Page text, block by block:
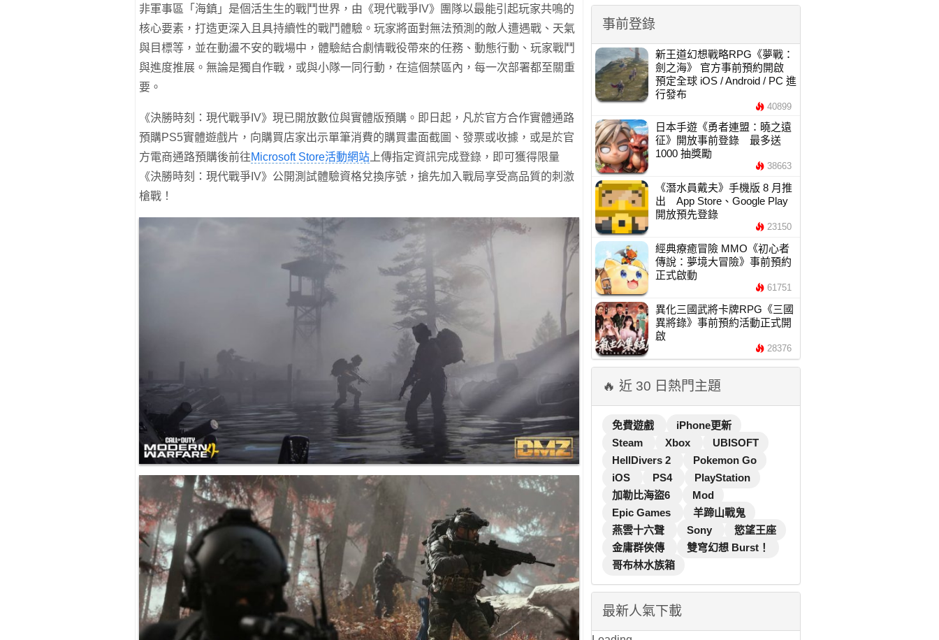
非軍事區「海鎮」是個活生生的戰鬥世界，由《現代戰爭IV》團隊以最能引起玩家共鳴的
核心要素，打造更深入且具持續性的戰鬥體驗。玩家將面對無法預測的敵人遭遇戰、天氣
與目標等，並在動盪不安的戰場中，體驗結合劇情戰役帶來的任務、動態行動、玩家戰鬥
與進度推展。無論是獨自作戰，或與小隊一同行動，在這個禁區內，每一次部署都至關重
要。
《決勝時刻：現代戰爭IV》現已開放數位與實體版預購。即日起，凡於官方合作實體通路
預購PS5實體遊戲片，向購買店家出示單筆消費的購買畫面截圖、發票或收據，或是於官
方電商通路預購後前往Microsoft Store活動網站 上傳指定資訊完成登錄，即可獲得限量
《決勝時刻：現代戰爭IV》公開測試體驗資格兌換序號，搶先加入戰局享受高品質的刺激
槍戰！
事前登錄
新王道幻想戰略RPG《夢戰：
劍之海》 官方事前預約開啟
預定全球 iOS / Android / PC 進
行發布
40899
日本手遊《勇者連盟：曉之遠
征》開放事前登錄 最多送
1000 抽獎勵
38663
《潛水員戴夫》手機版 8 月推
出 App Store、Google Play
開放預先登錄
23150
經典療癒冒險 MMO《初心者
傳說：夢境大冒險》事前預約
正式啟動
61751
異化三國武將卡牌RPG《三國
異將錄》事前預約活動正式開
啟
28376
🔥 近 30 日熱門主題
免費遊戲
iPhone更新
Steam
Xbox
UBISOFT
HellDivers 2
Pokemon Go
iOS
PS4
PlayStation
加勒比海盜6
Mod
Epic Games
羊蹄山戰鬼
燕雲十六聲
Sony
慾望王座
金庸群俠傳
雙穹幻想 Burst！
哥布林水族箱
最新人氣下載